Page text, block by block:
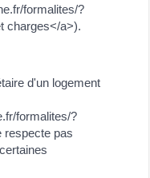
formalites/?
charges</a>).
d'un logement
formalites/?
respecte pas